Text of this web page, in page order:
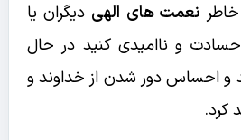
نعمت های الهی دیگران یا
و ناامیدی کنید در حال
و احساس دور شدن از خداوند و
کرد.